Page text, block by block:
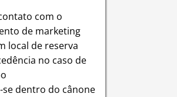
com o
de marketing
local de reserva
no caso de
se dentro do cânone